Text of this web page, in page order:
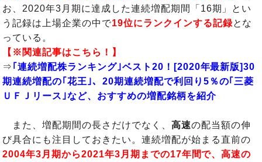
お、2020年3月期に達成した連続増配期間「16期」とい
う記録は上場企業の中で19位にランクインする記録とな
っている。
【※関連記事はこちら！】
⇒ ｢連続増配株ランキング｣ベスト20！[2020年最新版]30
期連続増配の｢花王｣、20期連続増配で利回り5％の｢三菱
ＵＦＪリース｣など、おすすめの増配銘柄を紹介
また、増配期間の長さだけでなく、 高速の配当額の伸
び具合にも注目しておきたい。連続増配が始まる直前の
2004年3月期から2021年3月期までの17年間で、高速の